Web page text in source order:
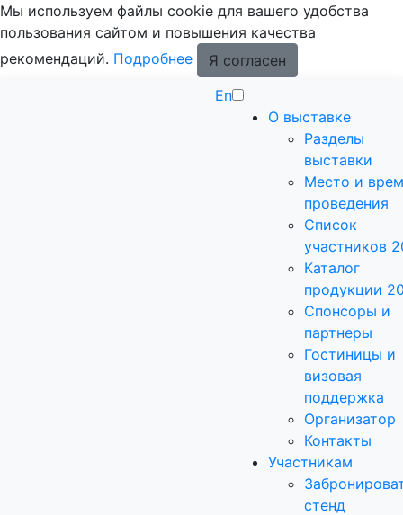
Мы используем файлы cookie для вашего удобства
пользования сайтом и повышения качества
рекомендаций. Подробнее
Я согласен
En
О выставке
Разделы
выставки
Место и
проведения
Список
участников
Каталог
продукции
Спонсоры и
партнеры
Гостиницы и
визовая
поддержка
Организатор
Контакты
Участникам
стенд